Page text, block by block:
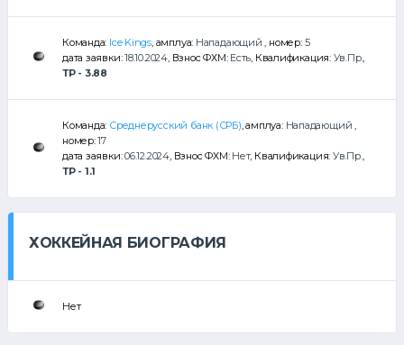
Команда: Ice Kings, амплуа: Нападающий , номер: 5
дата заявки:18.10.2024, Взнос ФХМ: Есть, Квалификация: Ув.Пр.,
ТР - 3.88
Команда: Среднерусский банк (СРБ), амплуа: Нападающий ,
номер:17
дата заявки:06.12.2024, Взнос ФХМ: Нет, Квалификация: Ув.Пр.,
ТР - 1.1
ХОККЕЙНАЯ БИОГРАФИЯ
Нет